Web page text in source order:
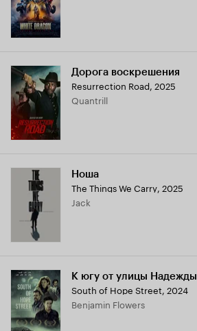
Дорога воскрешения
Resurrection Road, 2025
Quantrill
Ноша
The Things We Carry, 2025
Jack
К югу от улицы Надежды
South of Hope Street, 2024
Benjamin Flowers